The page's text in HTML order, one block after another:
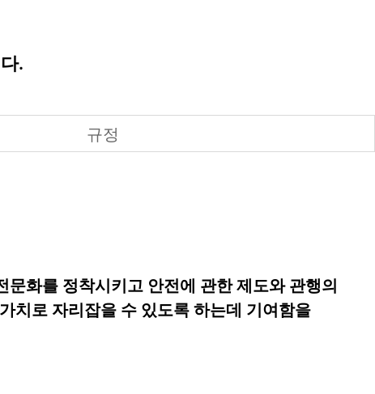
.
규정
화를 정착시키고 안전에 관한 제도와 관행의
치로 자리잡을 수 있도록 하는데 기여함을